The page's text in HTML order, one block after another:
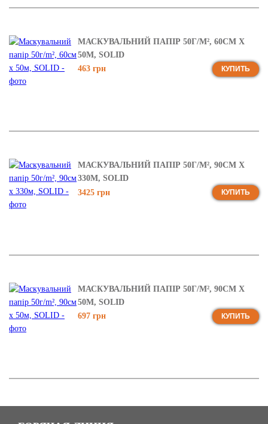
МАСКУВАЛЬНИЙ ПАПІР 50Г/M², 60СМ Х
50М, SOLID
463 грн
КУПИТЬ
МАСКУВАЛЬНИЙ ПАПІР 50Г/M², 90СМ Х
330М, SOLID
3425 грн
КУПИТЬ
МАСКУВАЛЬНИЙ ПАПІР 50Г/M², 90СМ Х
50М, SOLID
697 грн
КУПИТЬ